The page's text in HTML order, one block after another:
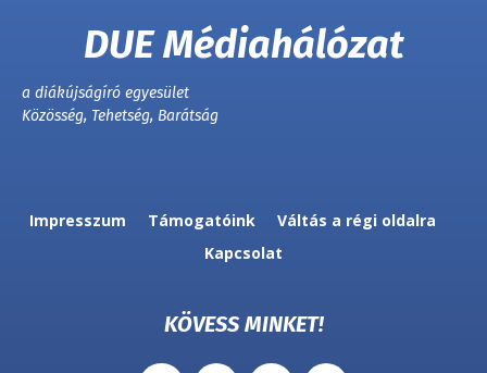
DUE Médiahálózat
a diákújságíró egyesület
Közösség, Tehetség, Barátság
Impresszum Támogatóink
Váltás a régi oldalra
Kapcsolat
KÖVESS MINKET!